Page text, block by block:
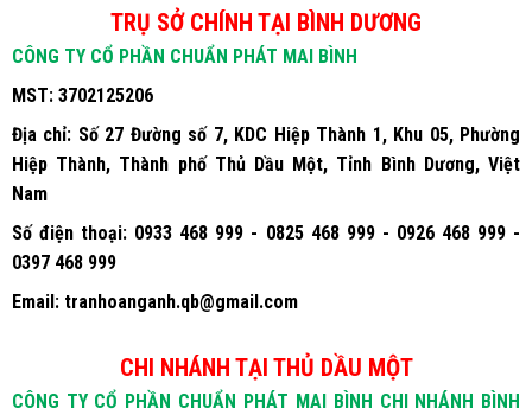
TRỤ SỞ CHÍNH TẠI BÌNH DƯƠNG
CÔNG TY CỔ PHẦN CHUẨN PHÁT MAI BÌNH
MST:3702125206
Địa chỉ: Số 27 Đường số 7, KDC Hiệp Thành 1, Khu 05, Phường
Hiệp Thành, Thành phố Thủ Dầu Một, Tỉnh Bình Dương, Việt
Nam
Số điện thoại: 0933 468 999 - 0825 468 999 - 0926 468 999 -
0397 468 999
Email:tranhoanganh.qb@gmail.com
CHI NHÁNH TẠI THỦ DẦU MỘT
CÔNG TY CỔ PHẦN CHUẨN PHÁT MAI BÌNH CHI NHÁNH BÌNH